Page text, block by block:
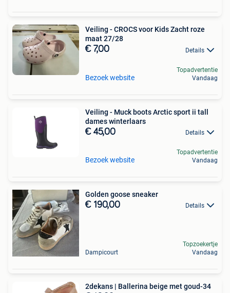
Veiling - CROCS voor Kids Zacht roze
maat 27/28
€ 7,00 Details
Bezoek website
Topadvertentie
Vandaag
Veiling - Muck boots Arctic sport ii tall
dames winterlaars
€ 45,00 Details
Bezoek website
Topadvertentie
Vandaag
Golden goose sneaker
€ 190,00 Details
Dampicourt
Topzoekertje
Vandaag
2dekans | Ballerina beige met goud-34